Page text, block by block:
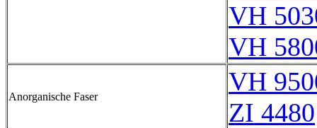
VH
VH
Anorganische Faser
VH
ZI 4480